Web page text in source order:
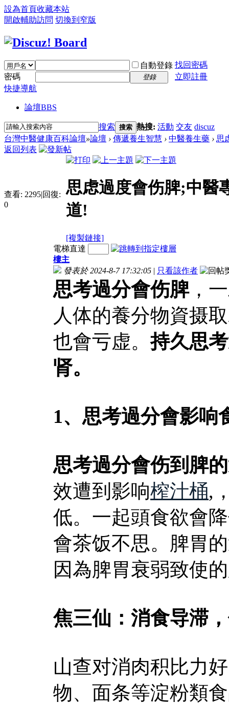
設為首頁收藏本站
開啟輔助訪問 切換到窄版
自動登錄 找回密碼
密碼
登錄
立即註冊
快捷導航
論壇BBS
搜索 搜索 熱搜: 活動 交友 discuz
台灣中醫健康百科論壇»論壇 › 傳遞養生智慧 › 中醫養生藥 › 思
返回列表
查看: 2295|回復:
0
思虑過度會伤脾;中醫
道!
[複製鏈接]
電梯直達
樓主
發表於 2024-8-7 17:32:05 | 只看該作者
思考過分會伤脾，
人体的養分物資摄
也會亏虚。持久思
肾。
1、思考過分會影响
思考過分會伤到脾
效遭到影响榨汁桶,
低。一起頭食欲會
會茶饭不思。脾胃
因為脾胃衰弱致使
焦三仙：消食导滞
山查对消肉积比力
物、面条等淀粉類